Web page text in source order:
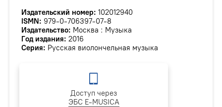
Издательский номер: 102012940
ISMN: 979-0-706397-07-8
Издательство: Москва : Музыка
Год издания: 2016
Серия: Русская виолончельная музыка
Доступ через
ЭБС E-MUSICA